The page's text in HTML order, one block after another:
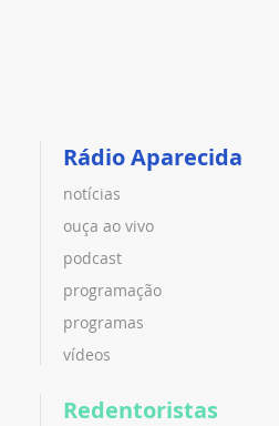
Rádio Aparecida
notícias
ouça ao vivo
podcast
programação
programas
vídeos
Redentoristas